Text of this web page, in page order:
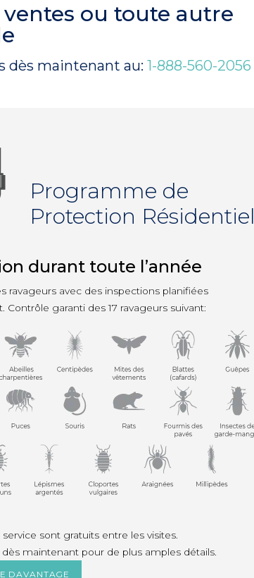
ventes ou toute autre
dès maintenant au: 1-888-560-2056
Programme de
Protection Résidentiel
durant toute l’année
ravageurs avec des inspections planifiées
Contrôle garanti des 17 ravageurs suivant:
sont gratuits entre les visites.
maintenant pour de plus amples détails.
DAVANTAGE